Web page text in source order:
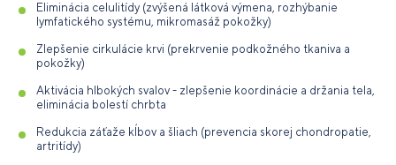
Eliminácia celulitídy (zvýšená látková výmena, rozhýbanie
lymfatického systému, mikromasáž pokožky)
Zlepšenie cirkulácie krvi (prekrvenie podkožného tkaniva a
pokožky)
Aktivácia hlbokých svalov - zlepšenie koordinácie a držania tela,
eliminácia bolestí chrbta
Redukcia záťaže kĺbov a šliach (prevencia skorej chondropatie,
artritídy)